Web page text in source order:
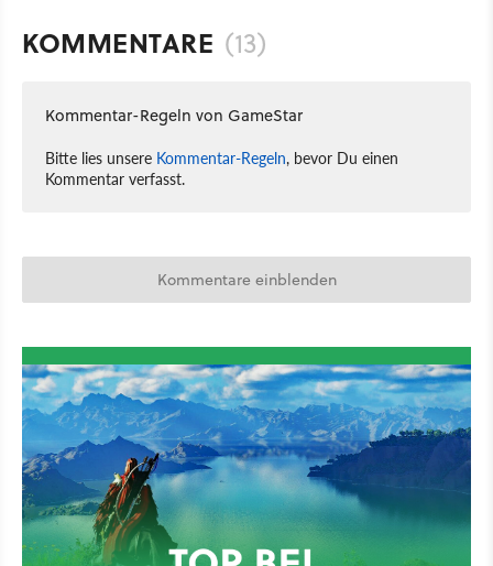
KOMMENTARE (13)
Kommentar-Regeln von GameStar
Bitte lies unsere Kommentar-Regeln, bevor Du einen
Kommentar verfasst.
Kommentare einblenden